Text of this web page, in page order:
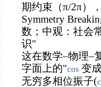
期约束（π/2π）
Symmetry
数；中观：社会
识"
这在数学–物理–
字面上的"cos 变
无穷多相位振子(